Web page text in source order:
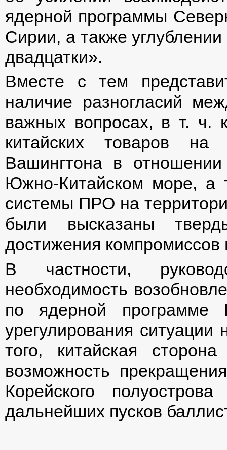
ядерной программы
Сирии, а также
двадцатки».
Вместе с тем
наличие разногласий
важных вопросах, в т. ч.
китайских товаров на
Вашингтона в
Южно-Китайском море, а
системы ПРО на
были высказаны
достижения
В частности,
необходимость
по ядерной
урегулирования
того, китайская
возможность
Корейского
дальнейших пусков